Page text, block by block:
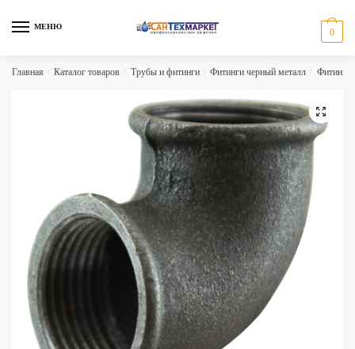
МЕНЮ
0
Главная Каталог товаров Трубы и фитинги Фитинги черный металл Фитинги
🔍